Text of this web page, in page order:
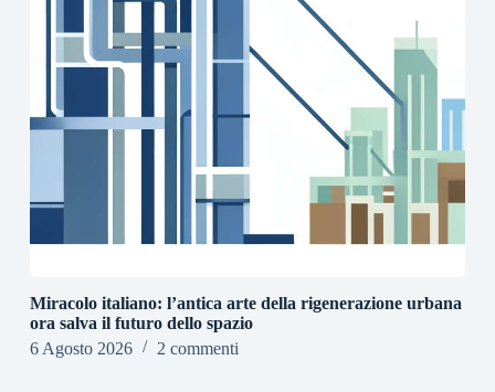
Miracolo italiano: l’antica arte della rigenerazione urbana
ora salva il futuro dello spazio
6 Agosto 2026
2 commenti